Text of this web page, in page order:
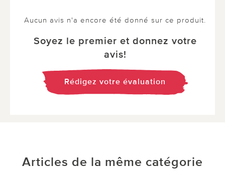
Aucun avis n'a encore été donné sur ce produit.
Soyez le premier et donnez votre
avis!
Rédigez votre évaluation
Articles de la même catégorie